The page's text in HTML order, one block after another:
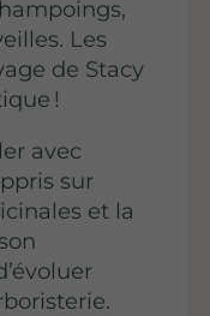
Les
de Stacy
!
avec
sur
et la